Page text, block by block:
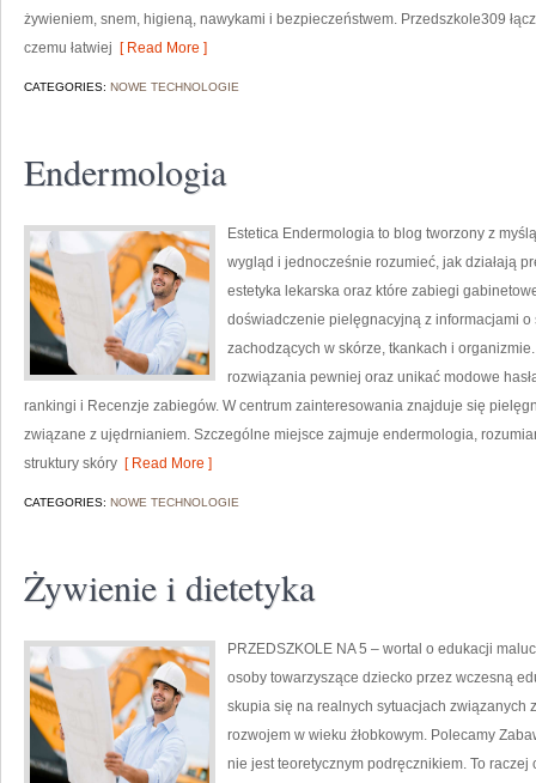
żywieniem, snem, higieną, nawykami i bezpieczeństwem. Przedszkole309
czemu łatwiej [ Read More ]
CATEGORIES: NOWE TECHNOLOGIE
Endermologia
Estetica Endermologia to blog tworzony z
wygląd i jednocześnie rozumieć, jak działają
estetyka lekarska oraz które zabiegi
doświadczenie pielęgnacyjną z informacjami
zachodzących w skórze, tkankach i
rozwiązania pewniej oraz unikać modowe
rankingi i Recenzje zabiegów. W centrum zainteresowania znajduje się
związane z ujędrnianiem. Szczególne miejsce zajmuje endermologia,
struktury skóry [ Read More ]
CATEGORIES: NOWE TECHNOLOGIE
Żywienie i dietetyka
PRZEDSZKOLE NA 5 – wortal o edukacji
osoby towarzyszące dziecko przez wczesną
skupia się na realnych sytuacjach związanych
rozwojem w wieku żłobkowym. Polecamy
nie jest teoretycznym podręcznikiem. To